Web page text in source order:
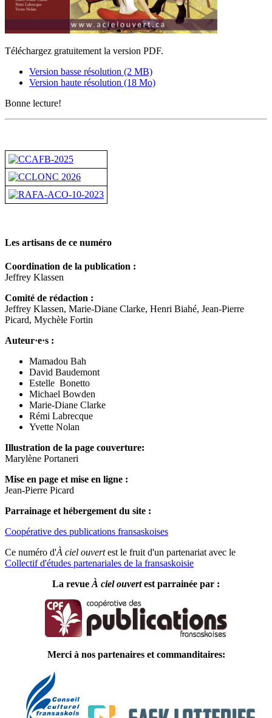
Téléchargez gratuitement la version PDF.
Version basse résolution (2 MB)
Version haute résolution (18 Mo)
Bonne lecture!
Les artisans de ce numéro
Coordination de la publication :
Jeffrey Klassen
Comité de rédaction :
Jeffrey Klassen, Marie-Diane Clarke, Henri Biahé, Jean-Pierre
Picard, Mychèle Fortin
Auteur·e·s :
Mamadou Bah
David Baudemont
Estelle Bonetto
Michael Bowden
Marie-Diane Clarke
Rémi Labrecque
Yvette Nolan
Illustration de la page couverture:
Marylène Portaneri
Mise en page et mise en ligne :
Jean-Pierre Picard
Parrainage et hébergement du site :
Coopérative des publications fransaskoises
Ce numéro d'À ciel ouvertest le fruit d'un partenariat avec le
Collectif d'études partenariales de la fransaskoisie
La revue À ciel ouvertest parrainée par :
Merci à nos partenaires et commanditaires: